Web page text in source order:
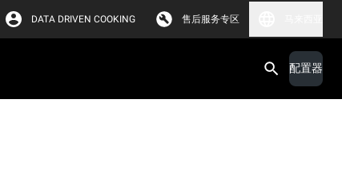
DATA DRIVEN COOKING 售后服务专区
配置器